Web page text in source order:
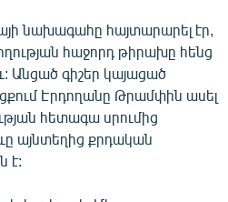
նախագահը հայտարարել էր,
հաջորդ թիրախը հենց
Անցած գիշեր կայացած
Էրդողանը Թրամփին ասել
հետագա սրումից
այնտեղից քրդական
է: